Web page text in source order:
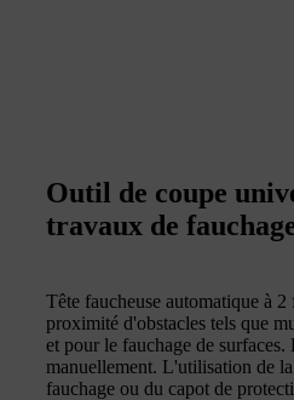
Outil de coupe
travaux de
Tête faucheuse automatique à
proximité d'obstacles tels que
et pour le fauchage de
manuellement. L'utilisation de
fauchage ou du capot de